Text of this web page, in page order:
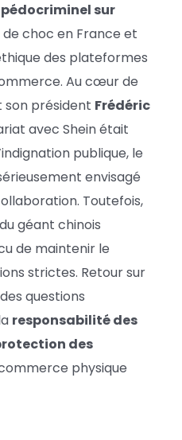
sur
choc en France et
des plateformes
Au cœur de
son président Frédéric
avec Shein était
publique, le
envisagé
Toutefois,
géant chinois
de maintenir le
strictes. Retour sur
questions
responsabilité des
des
physique